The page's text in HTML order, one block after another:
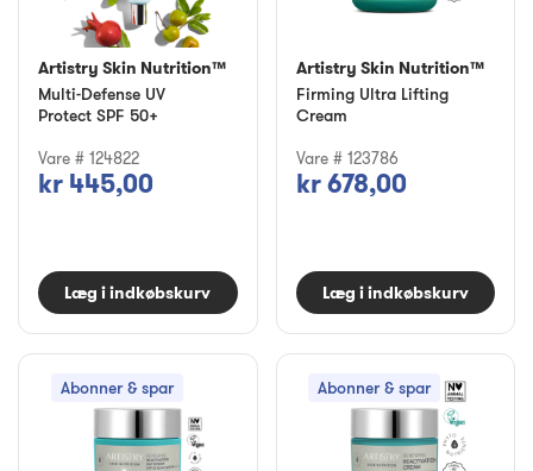
Artistry Skin Nutrition™
Multi-Defense UV
Protect SPF 50+
Vare # 124822
kr 445,00
Læg i indkøbskurv
Artistry Skin Nutrition™
Firming Ultra Lifting
Cream
Vare # 123786
kr 678,00
Læg i indkøbskurv
Abonner & spar Abonner & spar